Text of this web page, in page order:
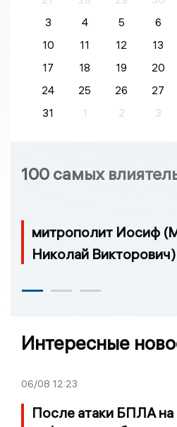
3
4 5 6
10
11 12 13
17
18 19 20
24
25 26 27
31
1 2 3
100 самых
митрополит Иосиф
Николай Викторович)
Интересные
06/08 12:23
После атаки БПЛА на